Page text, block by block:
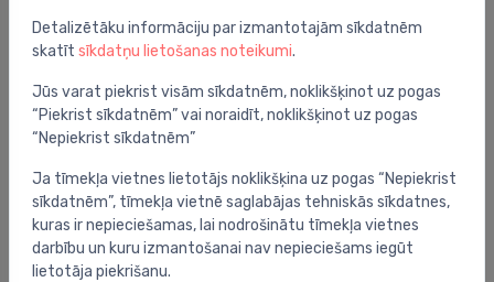
Iebūvējamie rāmji pisuāram
WC uzstādīšanas rāmis Prevista ar LED lampām
130 x 220
Detalizētāku informāciju par izmantotajām sīkdatnēm
skatīt sīkdatņu lietošanas noteikumi.
Jūs varat piekrist visām sīkdatnēm, noklikšķinot uz pogas
“Piekrist sīkdatnēm” vai noraidīt, noklikšķinot uz pogas
“Nepiekrist sīkdatnēm”
Ja tīmekļa vietnes lietotājs noklikšķina uz pogas “Nepiekrist
sīkdatnēm”, tīmekļa vietnē saglabājas tehniskās sīkdatnes,
kuras ir nepieciešamas, lai nodrošinātu tīmekļa vietnes
darbību un kuru izmantošanai nav nepieciešams iegūt
lietotāja piekrišanu.